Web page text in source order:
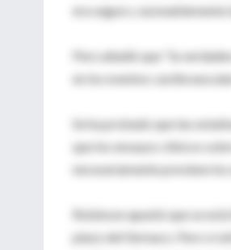
era seguro,
Pero añadió que "la
en los eventos
Se ha probado que las
que los ensayos clínicos
necesariamente previene los
Robinson apuntó que se
plazo del fármaco. Pero si